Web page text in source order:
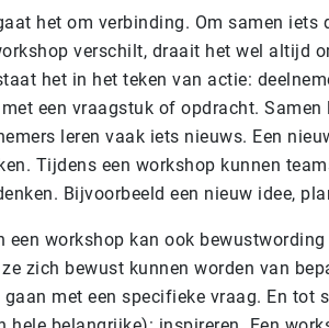
het om verbinding. Om samen iets
verschilt, draait het wel altijd
het in het teken van actie:
een vraagstuk of opdracht. Samen
leren vaak iets nieuws. Een
Tijdens een workshop kunnen
Bijvoorbeeld een nieuw idee,
een workshop kan ook
zich bewust kunnen worden van
gaan met een specifieke vraag. En tot